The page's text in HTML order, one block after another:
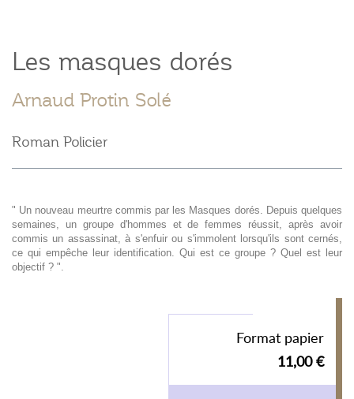
Les masques dorés
Arnaud Protin Solé
Roman Policier
" Un nouveau meurtre commis par les Masques dorés. Depuis quelques
semaines, un groupe d'hommes et de femmes réussit, après avoir
commis un assassinat, à s'enfuir ou s'immolent lorsqu'ils sont cernés,
ce qui empêche leur identification. Qui est ce groupe ? Quel est leur
objectif ? ".
Format papier
11,00 €